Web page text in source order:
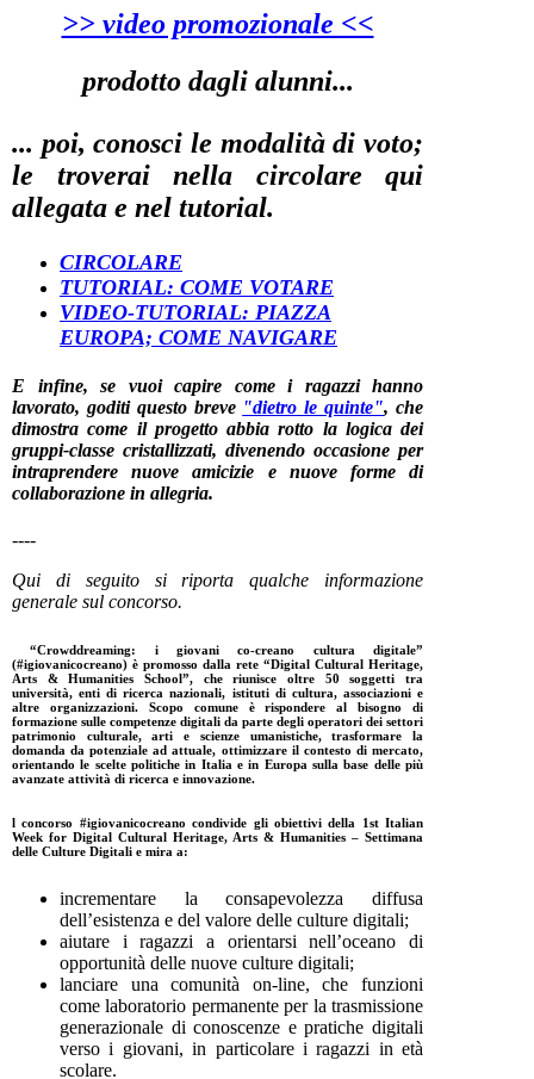
>> video promozionale <<
prodotto dagli alunni...
... poi, conosci le modalità di voto;
le troverai nella circolare qui
allegata e nel tutorial.
CIRCOLARE
TUTORIAL: COME VOTARE
VIDEO-TUTORIAL: PIAZZA
EUROPA; COME NAVIGARE
E infine, se vuoi capire come i ragazzi hanno
lavorato, goditi questo breve "dietro le quinte", che
dimostra come il progetto abbia rotto la logica dei
gruppi-classe cristallizzati, divenendo occasione per
intraprendere nuove amicizie e nuove forme di
collaborazione in allegria.
----
Qui di seguito si riporta qualche informazione
generale sul concorso.
“Crowddreaming: i giovani co-creano cultura digitale”
(#igiovanicocreano) è promosso dalla rete “Digital Cultural Heritage,
Arts & Humanities School”, che riunisce oltre 50 soggetti tra
università, enti di ricerca nazionali, istituti di cultura, associazioni e
altre organizzazioni. Scopo comune è rispondere al bisogno di
formazione sulle competenze digitali da parte degli operatori dei settori
patrimonio culturale, arti e scienze umanistiche, trasformare la
domanda da potenziale ad attuale, ottimizzare il contesto di mercato,
orientando le scelte politiche in Italia e in Europa sulla base delle più
avanzate attività di ricerca e innovazione.
l concorso #igiovanicocreano condivide gli obiettivi della 1st Italian
Week for Digital Cultural Heritage, Arts & Humanities – Settimana
delle Culture Digitali e mira a:
incrementare la consapevolezza diffusa
dell’esistenza e del valore delle culture digitali;
aiutare i ragazzi a orientarsi nell’oceano di
opportunità delle nuove culture digitali;
lanciare una comunità on-line, che funzioni
come laboratorio permanente per la trasmissione
generazionale di conoscenze e pratiche digitali
verso i giovani, in particolare i ragazzi in età
scolare.